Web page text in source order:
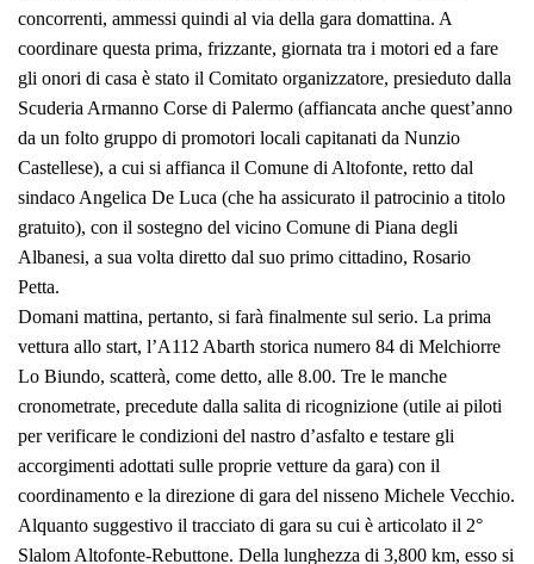
concorrenti, ammessi quindi al via della gara domattina. A
coordinare questa prima, frizzante, giornata tra i motori ed a fare
gli onori di casa è stato il Comitato organizzatore, presieduto dalla
Scuderia Armanno Corse di Palermo (affiancata anche quest’anno
da un folto gruppo di promotori locali capitanati da Nunzio
Castellese), a cui si affianca il Comune di Altofonte, retto dal
sindaco Angelica De Luca (che ha assicurato il patrocinio a titolo
gratuito), con il sostegno del vicino Comune di Piana degli
Albanesi, a sua volta diretto dal suo primo cittadino, Rosario
Petta.
Domani mattina, pertanto, si farà finalmente sul serio. La prima
vettura allo start, l’A112 Abarth storica numero 84 di Melchiorre
Lo Biundo, scatterà, come detto, alle 8.00. Tre le manche
cronometrate, precedute dalla salita di ricognizione (utile ai piloti
per verificare le condizioni del nastro d’asfalto e testare gli
accorgimenti adottati sulle proprie vetture da gara) con il
coordinamento e la direzione di gara del nisseno Michele Vecchio.
Alquanto suggestivo il tracciato di gara su cui è articolato il 2°
Slalom Altofonte-Rebuttone. Della lunghezza di 3,800 km, esso si